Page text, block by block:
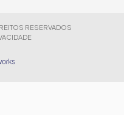
RESERVADOS